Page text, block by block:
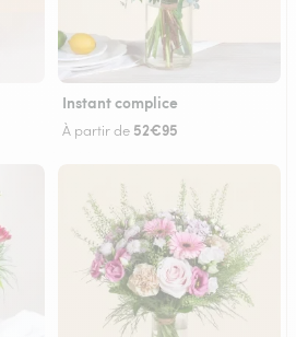
Instant complice
À partir de 52€95